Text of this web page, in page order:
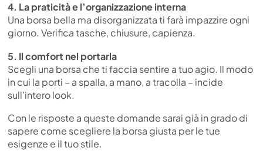
4. La praticità e l’organizzazione interna
Una borsa bella ma disorganizzata ti farà impazzire ogni
giorno. Verifica tasche, chiusure, capienza.
5. Il comfort nel portarla
Scegli una borsa che ti faccia sentire a tuo agio. Il modo
in cui la porti – a spalla, a mano, a tracolla – incide
sull’intero look.
Con le risposte a queste domande sarai già in grado di
sapere come scegliere la borsa giusta per le tue
esigenze e il tuo stile.